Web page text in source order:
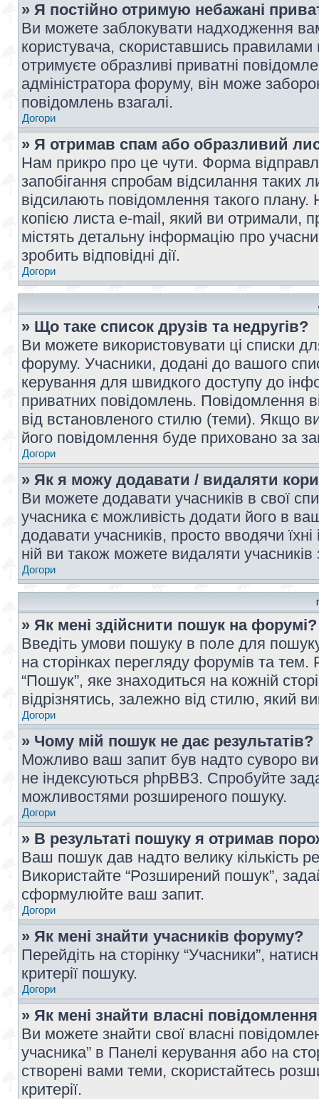
» Я постійно отримую небажані
Ви можете заблокувати надходження
користувача, скориставшись
отримуєте образливі приватні
адміністратора форуму, він може
повідомлень взагалі.
Догори
» Я отримав спам або образливий
Нам прикро про це чути. Форма
запобігання спробам відсилання таких
відсилають повідомлення такого
копією листа e-mail, який ви отримали,
містять детальну інформацію про
зробить відповідні дії.
Догори
» Що таке список друзів та недругів?
Ви можете використовувати ці списки
форуму. Учасники, додані до вашого
керування для швидкого доступу до
приватних повідомлень. Повідомлення
від встановленого стилю (теми). Якщо
його повідомлення буде приховано за
Догори
» Як я можу додавати / видаляти
Ви можете додавати учасників в свої
учасника є можливість додати його в
додавати учасників, просто вводячи
ній ви також можете видаляти учасників
Догори
» Як мені здійснити пошук на форумі?
Введіть умови пошуку в поле для
на сторінках перегляду форумів та
“Пошук”, яке знаходиться на кожній
відрізнятись, залежно від стилю, який
Догори
» Чому мій пошук не дає результатів?
Можливо ваш запит був надто суворо
не індексуються phpBB3. Спробуйте
можливостями розширеного пошуку.
Догори
» В результаті пошуку я отримав
Ваш пошук дав надто велику кількість
Використайте “Розширений пошук”,
сформулюйте ваш запит.
Догори
» Як мені знайти учасників форуму?
Перейдіть на сторінку “Учасники”,
критерії пошуку.
Догори
» Як мені знайти власні
Ви можете знайти свої власні
учасника” в Панелі керування або на
створені вами теми, скористайтесь
критерії.